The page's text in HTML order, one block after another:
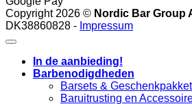
Copyright 2026 © Nordic Bar Group
DK38860828 - Impressum
In de aanbieding!
Barbenodigdheden
Barsets &
Baruitrusting en